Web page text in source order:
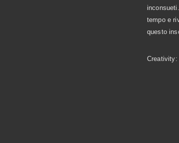
tempo e
questo
Creativity: